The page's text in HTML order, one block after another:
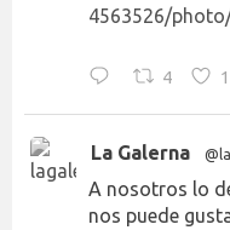
4563526/
4
La Galerna
A nosotros lo
nos puede